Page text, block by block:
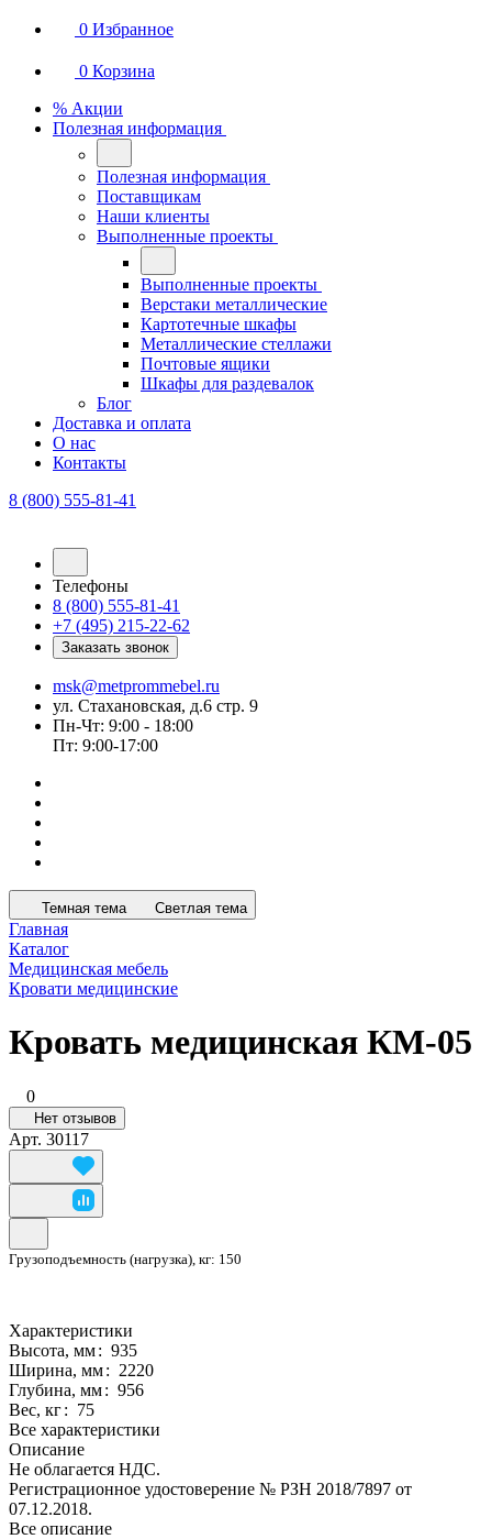
0 Избранное
0 Корзина
% Акции
Полезная информация
Полезная информация
Поставщикам
Наши клиенты
Выполненные проекты
Выполненные проекты
Верстаки металлические
Картотечные шкафы
Металлические стеллажи
Почтовые ящики
Шкафы для раздевалок
Блог
Доставка и оплата
О нас
Контакты
8 (800) 555-81-41
Телефоны
8 (800) 555-81-41
+7 (495) 215-22-62
Заказать звонок
msk@metprommebel.ru
ул. Стахановская, д.6 стр. 9
Пн-Чт: 9:00 - 18:00
Пт: 9:00-17:00
Темная тема Светлая тема
Главная
Каталог
Медицинская мебель
Кровати медицинские
Кровать медицинская КМ-05
0
Нет отзывов
Арт. 30117
Грузоподъемность (нагрузка), кг: 150
Характеристики
Высота, мм: 935
Ширина, мм: 2220
Глубина, мм: 956
Вес, кг: 75
Все характеристики
Описание
Не облагается НДС.
Регистрационное удостоверение № РЗН 2018/7897 от
07.12.2018.
Все описание